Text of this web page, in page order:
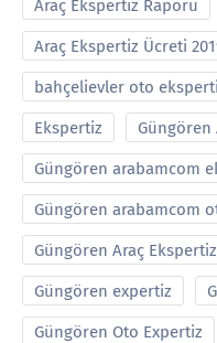
Araç Ekspertiz Raporu
Araç Ekspertiz Ücreti
bahçelievler oto
Ekspertiz Güngören
Güngören arabamcom
Güngören arabamcom
Güngören Araç Ekspertiz
Güngören expertiz
Güngören Oto Expertiz